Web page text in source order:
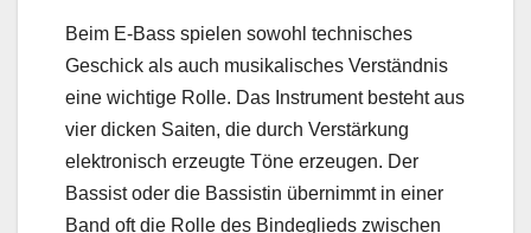
Beim E-Bass spielen sowohl technisches
Geschick als auch musikalisches Verständnis
eine wichtige Rolle. Das Instrument besteht aus
vier dicken Saiten, die durch Verstärkung
elektronisch erzeugte Töne erzeugen. Der
Bassist oder die Bassistin übernimmt in einer
Band oft die Rolle des Bindeglieds zwischen